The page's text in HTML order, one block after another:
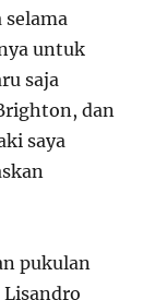
untuk
saja
dan
saya
pukulan